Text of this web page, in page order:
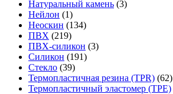
Натуральный камень (3)
Нейлон (1)
Неоскин (134)
ПВХ (219)
ПВХ-силикон (3)
Силикон (191)
Стекло (39)
Термопластичная резина (TPR) (62)
Термопластичный эластомер (TPE)